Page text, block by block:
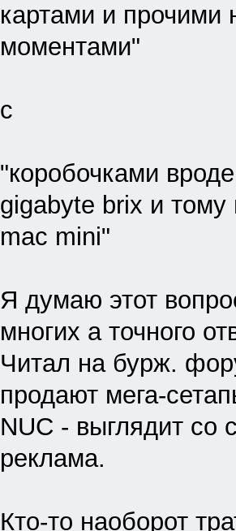
картами и прочими
моментами"
с
"коробочками
gigabyte brix и
mac mini"
Я думаю этот
многих а точного
Читал на бурж.
продают мега-
NUC - выглядит со
реклама.
Кто-то наоборот